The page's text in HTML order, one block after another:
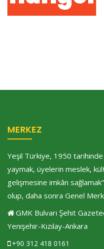
MERKEZ
Yeşil Türkiye, 1950
yaymak, üyelerin meslek,
gelişmesine imkân
olup, daha sonra Genel
GMK Bulvarı Şehit
Yenişehir-Kızılay-Ankara
+90 312 418 0161